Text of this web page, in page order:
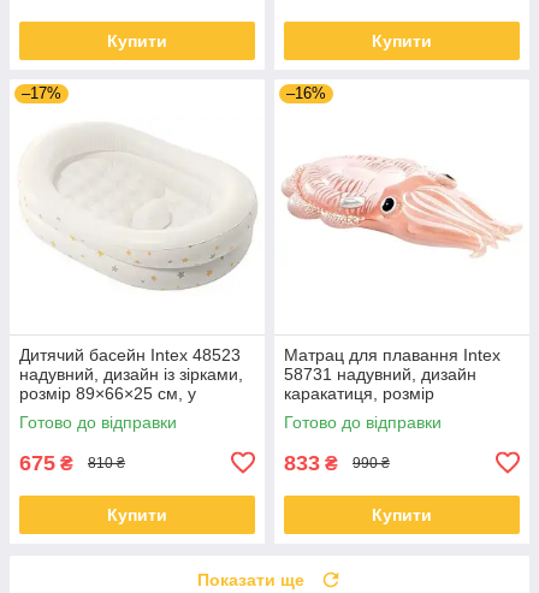
Купити Купити
–17%
Дитячий басейн Intex 48523
надувний, дизайн із зірками,
розмір 89×66×25 см, у
комплекті насос і
ремкомплект
Готово до відправки
675 ₴ 810 ₴
Купити
–16%
Матрац для плавання Intex
58731 надувний, дизайн
каракатиця, розмір
191×117×30 см,
навантаження до 100 кг
Готово до відправки
833 ₴ 990 ₴
Купити
Показати ще